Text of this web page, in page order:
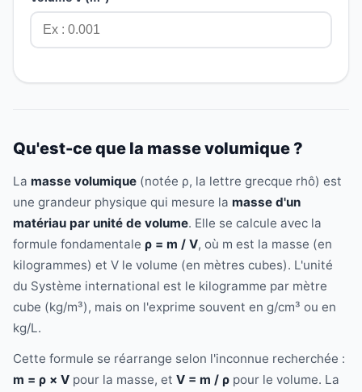
Qu'est-ce que la masse volumique ?
La masse volumique (notée ρ, la lettre grecque rhô) est
une grandeur physique qui mesure la masse d'un
matériau par unité de volume. Elle se calcule avec la
formule fondamentale ρ = m / V, où m est la masse (en
kilogrammes) et V le volume (en mètres cubes). L'unité
du Système international est le kilogramme par mètre
cube (kg/m³), mais on l'exprime souvent en g/cm³ ou en
kg/L.
Cette formule se réarrange selon l'inconnue recherchée :
m = ρ × V pour la masse, et V = m / ρ pour le volume. La